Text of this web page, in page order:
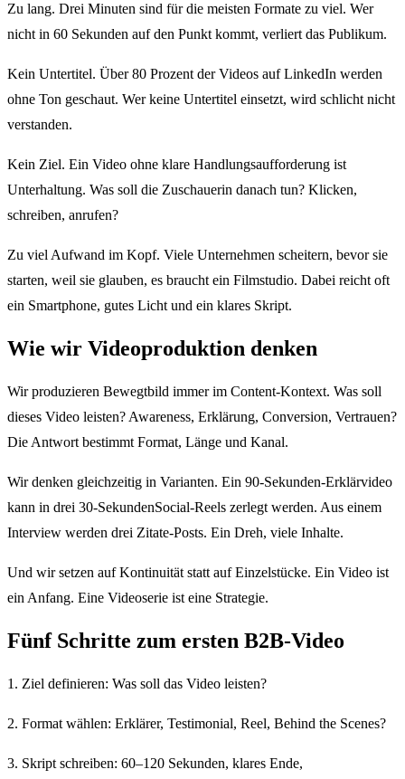
Zu lang. Drei Minuten sind für die meisten Formate zu viel. Wer
nicht in 60 Sekunden auf den Punkt kommt, verliert das Publikum.
Kein Untertitel. Über 80 Prozent der Videos auf LinkedIn werden
ohne Ton geschaut. Wer keine Untertitel einsetzt, wird schlicht nicht
verstanden.
Kein Ziel. Ein Video ohne klare Handlungsaufforderung ist
Unterhaltung. Was soll die Zuschauerin danach tun? Klicken,
schreiben, anrufen?
Zu viel Aufwand im Kopf. Viele Unternehmen scheitern, bevor sie
starten, weil sie glauben, es braucht ein Filmstudio. Dabei reicht oft
ein Smartphone, gutes Licht und ein klares Skript.
Wie wir Videoproduktion denken
Wir produzieren Bewegtbild immer im Content-Kontext. Was soll
dieses Video leisten? Awareness, Erklärung, Conversion, Vertrauen?
Die Antwort bestimmt Format, Länge und Kanal.
Wir denken gleichzeitig in Varianten. Ein 90-Sekunden-Erklärvideo
kann in drei 30-SekundenSocial-Reels zerlegt werden. Aus einem
Interview werden drei Zitate-Posts. Ein Dreh, viele Inhalte.
Und wir setzen auf Kontinuität statt auf Einzelstücke. Ein Video ist
ein Anfang. Eine Videoserie ist eine Strategie.
Fünf Schritte zum ersten B2B-Video
1. Ziel definieren: Was soll das Video leisten?
2. Format wählen: Erklärer, Testimonial, Reel, Behind the Scenes?
3. Skript schreiben: 60–120 Sekunden, klares Ende,